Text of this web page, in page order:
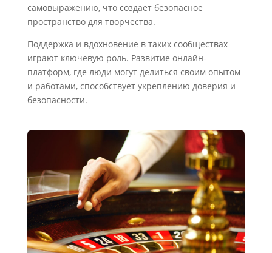
самовыражению, что создает безопасное
пространство для творчества.
Поддержка и вдохновение в таких сообществах
играют ключевую роль. Развитие онлайн-
платформ, где люди могут делиться своим опытом
и работами, способствует укреплению доверия и
безопасности.